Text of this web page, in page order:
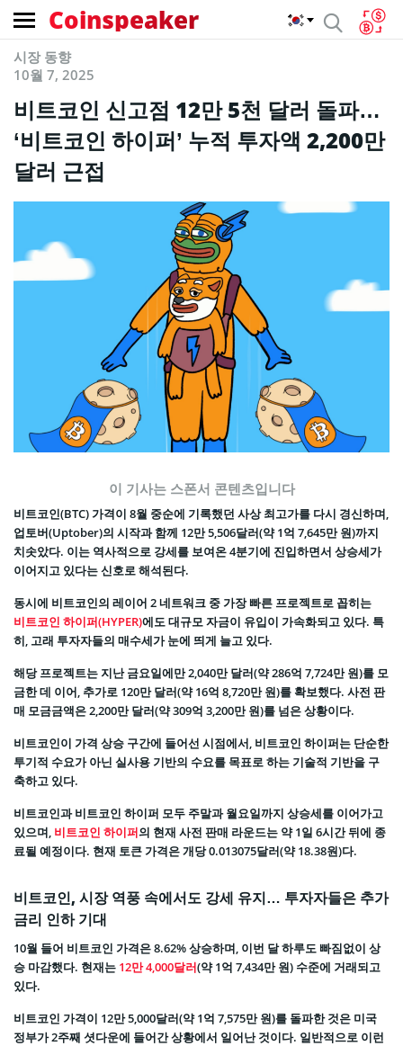
Coinspeaker
시장 동향
10월 7, 2025
비트코인 신고점 12만 5천 달러 돌파…
‘비트코인 하이퍼’ 누적 투자액 2,200만
달러 근접
이 기사는 스폰서 콘텐츠입니다
비트코인(BTC) 가격이 8월 중순에 기록했던 사상 최고가를 다시 경신하며,
업토버(Uptober)의 시작과 함께 12만 5,506달러(약 1억 7,645만 원)까지
치솟았다. 이는 역사적으로 강세를 보여온 4분기에 진입하면서 상승세가
이어지고 있다는 신호로 해석된다.
동시에 비트코인의 레이어 2 네트워크 중 가장 빠른 프로젝트로 꼽히는
비트코인 하이퍼(HYPER)에도 대규모 자금이 유입이 가속화되고 있다. 특
히, 고래 투자자들의 매수세가 눈에 띄게 늘고 있다.
해당 프로젝트는 지난 금요일에만 2,040만 달러(약 286억 7,724만 원)를 모
금한 데 이어, 추가로 120만 달러(약 16억 8,720만 원)를 확보했다. 사전 판
매 모금금액은 2,200만 달러(약 309억 3,200만 원)를 넘은 상황이다.
비트코인이 가격 상승 구간에 들어선 시점에서, 비트코인 하이퍼는 단순한
투기적 수요가 아닌 실사용 기반의 수요를 목표로 하는 기술적 기반을 구
축하고 있다.
비트코인과 비트코인 하이퍼 모두 주말과 월요일까지 상승세를 이어가고
있으며, 비트코인 하이퍼의 현재 사전 판매 라운드는 약 1일 6시간 뒤에 종
료될 예정이다. 현재 토큰 가격은 개당 0.013075달러(약 18.38원)다.
비트코인, 시장 역풍 속에서도 강세 유지… 투자자들은 추가
금리 인하 기대
10월 들어 비트코인 가격은 8.62% 상승하며, 이번 달 하루도 빠짐없이 상
승 마감했다. 현재는 12만 4,000달러(약 1억 7,434만 원) 수준에 거래되고
있다.
비트코인 가격이 12만 5,000달러(약 1억 7,575만 원)를 돌파한 것은 미국
정부가 2주째 셧다운에 들어간 상황에서 일어난 것이다. 일반적으로 이런